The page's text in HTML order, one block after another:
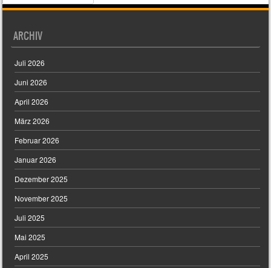
ARCHIV
Juli 2026
Juni 2026
April 2026
März 2026
Februar 2026
Januar 2026
Dezember 2025
November 2025
Juli 2025
Mai 2025
April 2025